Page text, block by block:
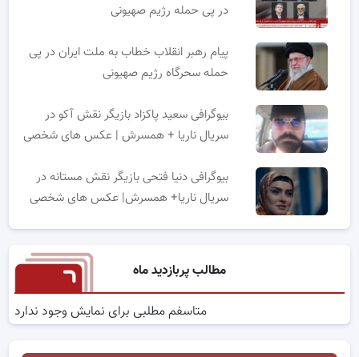
در پی حمله رژیم صهیونی
پیام رهبر انقلاب خطاب به ملت ایران در پی
حمله سحرگاه رژیم صهیونی
بیوگرافی سعید پاکزاد بازیگر نقش آکو در
سریال ناریا + همسرش | عکس های شخصی
بیوگرافی دنیا فتحی بازیگر نقش مستانه در
سریال ناریا+ همسرش| عکس های شخصی
مطالب پربازدید ماه
متاسفم مطلبی برای نمایش وجود ندارد